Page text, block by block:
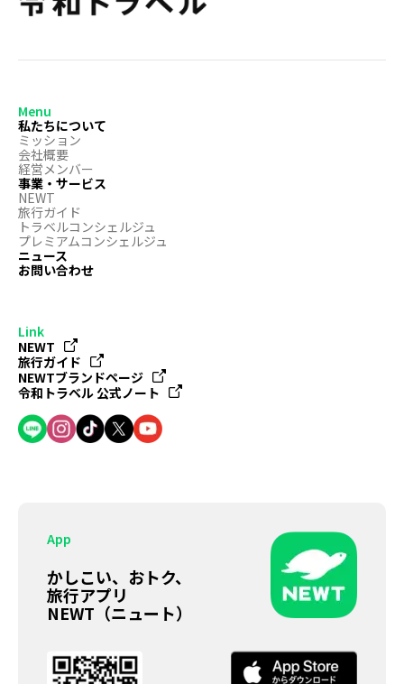
Menu
私たちについて
ミッション
会社概要
経営メンバー
事業・サービス
NEWT
旅行ガイド
トラベルコンシェルジュ
プレミアムコンシェルジュ
ニュース
お問い合わせ
Link
NEWT
旅行ガイド
NEWTブランドページ
令和トラベル 公式ノート
App
かしこい、おトク、
旅行アプリ
NEWT（ニュート）